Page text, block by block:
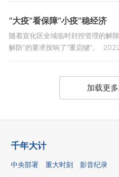
“大疫”看保障“小疫”稳经济
随着宣化区全域临时封控管理的解
解防”的要求按响了“重启键”。
加载更
千年大计
中央部署 重大时刻 影音纪录